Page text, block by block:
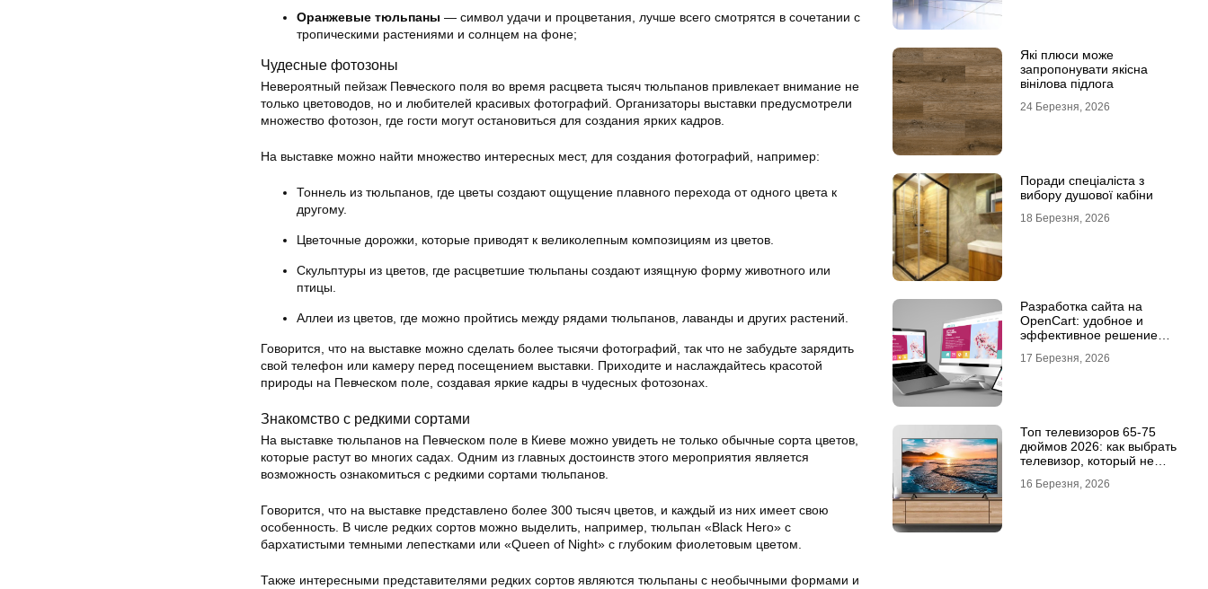
Оранжевые тюльпаны — символ удачи и процветания, лучше всего смотрятся в сочетании с
тропическими растениями и солнцем на фоне;
Чудесные фотозоны
Невероятный пейзаж Певческого поля во время расцвета тысяч тюльпанов привлекает внимание не
только цветоводов, но и любителей красивых фотографий. Организаторы выставки предусмотрели
множество фотозон, где гости могут остановиться для создания ярких кадров.
На выставке можно найти множество интересных мест, для создания фотографий, например:
Тоннель из тюльпанов, где цветы создают ощущение плавного перехода от одного цвета к
другому.
Цветочные дорожки, которые приводят к великолепным композициям из цветов.
Скульптуры из цветов, где расцветшие тюльпаны создают изящную форму животного или
птицы.
Аллеи из цветов, где можно пройтись между рядами тюльпанов, лаванды и других растений.
Говорится, что на выставке можно сделать более тысячи фотографий, так что не забудьте зарядить
свой телефон или камеру перед посещением выставки. Приходите и наслаждайтесь красотой
природы на Певческом поле, создавая яркие кадры в чудесных фотозонах.
Знакомство с редкими сортами
На выставке тюльпанов на Певческом поле в Киеве можно увидеть не только обычные сорта цветов,
которые растут во многих садах. Одним из главных достоинств этого мероприятия является
возможность ознакомиться с редкими сортами тюльпанов.
Говорится, что на выставке представлено более 300 тысяч цветов, и каждый из них имеет свою
особенность. В числе редких сортов можно выделить, например, тюльпан «Black Hero» с
бархатистыми темными лепестками или «Queen of Night» с глубоким фиолетовым цветом.
Также интересными представителями редких сортов являются тюльпаны с необычными формами и
Які плюси може
запропонувати якісна
вінілова підлога
24 Березня, 2026
Поради спеціаліста з
вибору душової кабіни
18 Березня, 2026
Разработка сайта на
OpenCart: удобное и
эффективное решение
17 Березня, 2026
Топ телевизоров 65-75
дюймов 2026: как выбрать
телевизор, который не
16 Березня, 2026